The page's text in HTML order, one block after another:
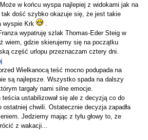
w końcu wyspa najlepiej z widokami jak na
tak dość szybko okazuje się, że jest takie
wyspie Krk
.
wypatruję szlak Thomas-Eder Steig w
wiem, gdzie skierujemy się na początku
część urlopu przeznaczam cztery dni.
Wielkanocą teść mocno podupada na
są najlepsze. Wszystko spada na dalszy
targały nami silne emocje.
ustabilizował się ale z decyzją co do
ostatniej chwili. Ostatecznie decyzja zapadła
Jedziemy mając z tyłu głowy to, że
z wakacji...